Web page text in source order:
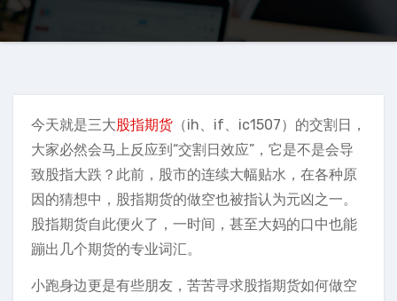
今天就是三大股指期货 （ih、if、ic1507）的交割日，
大家必然会马上反应到“交割日效应”，它是不是会导
致股指大跌？此前，股市的连续大幅贴水，在各种原
因的猜想中，股指期货的做空也被指认为元凶之一。
股指期货自此便火了，一时间，甚至大妈的口中也能
蹦出几个期货的专业词汇。
小跑身边更是有些朋友，苦苦寻求股指期货如何做空